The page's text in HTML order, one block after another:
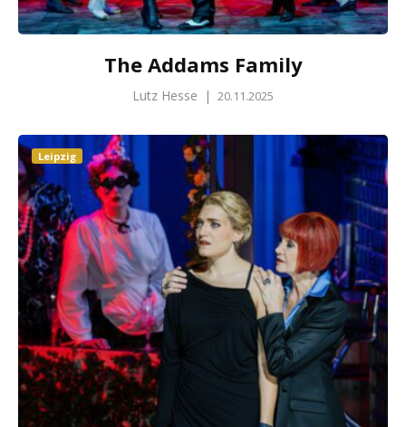
The Addams Family
Lutz Hesse | 20.11.2025
Leipzig